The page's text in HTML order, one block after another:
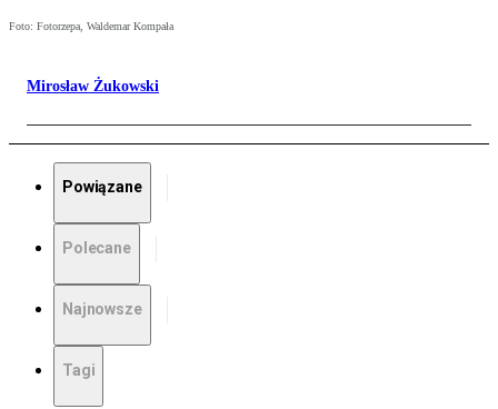
Foto: Fotorzepa, Waldemar Kompała
Mirosław Żukowski
Powiązane
Polecane
Najnowsze
Tagi